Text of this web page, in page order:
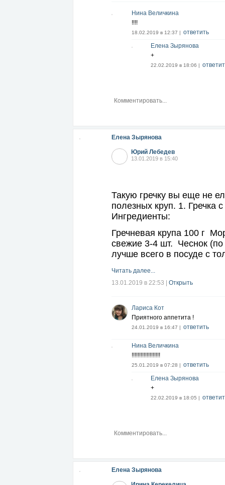
Нина Величкина
!!!!
18.02.2019 в 12:37 | ответить
Елена Зырянова
+
22.02.2019 в 18:06 |
Елена Зырянова
Юрий Лебедев
13.01.2019 в 15:40
Такую гречку вы еще не
полезных круп. 1. Гречка
Ингредиенты:
Гречневая крупа 100 г
свежие 3-4 шт. Чеснок (по
лучше всего в посуде с
Читать далее...
13.01.2019 в 22:53
Открыть
Лариса Кот
Приятного аппетита !
24.01.2019 в 16:47 | ответить
Нина Величкина
!!!!!!!!!!!!!!!!!!!
25.01.2019 в 07:28 | ответить
Елена Зырянова
+
22.02.2019 в 18:05 |
Елена Зырянова